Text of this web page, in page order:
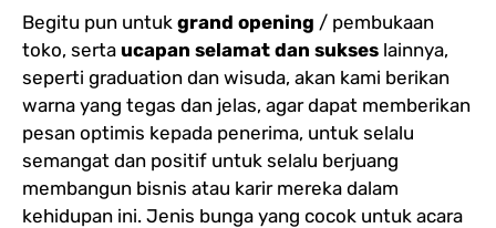
Begitu pun untuk grand opening / pembukaan
toko, serta ucapan selamat dan sukses lainnya,
seperti graduation dan wisuda, akan kami berikan
warna yang tegas dan jelas, agar dapat memberikan
pesan optimis kepada penerima, untuk selalu
semangat dan positif untuk selalu berjuang
membangun bisnis atau karir mereka dalam
kehidupan ini. Jenis bunga yang cocok untuk acara